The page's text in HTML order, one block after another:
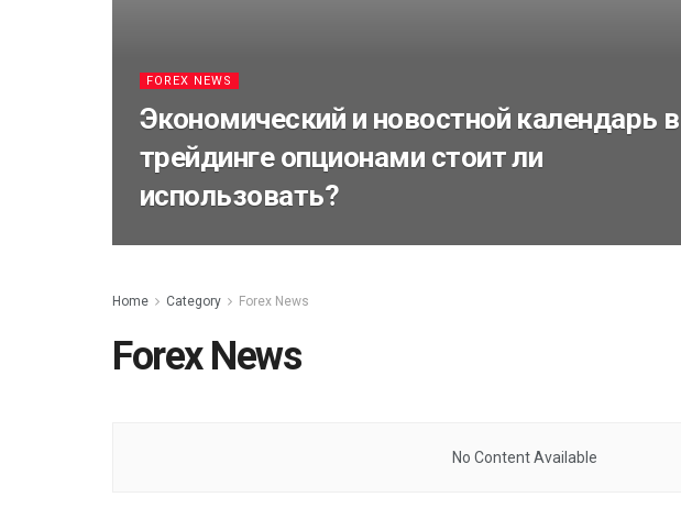
FOREX NEWS
Экономический и новостной календарь в
трейдинге опционами стоит ли
использовать?
Home Category Forex News
Forex News
No Content Available